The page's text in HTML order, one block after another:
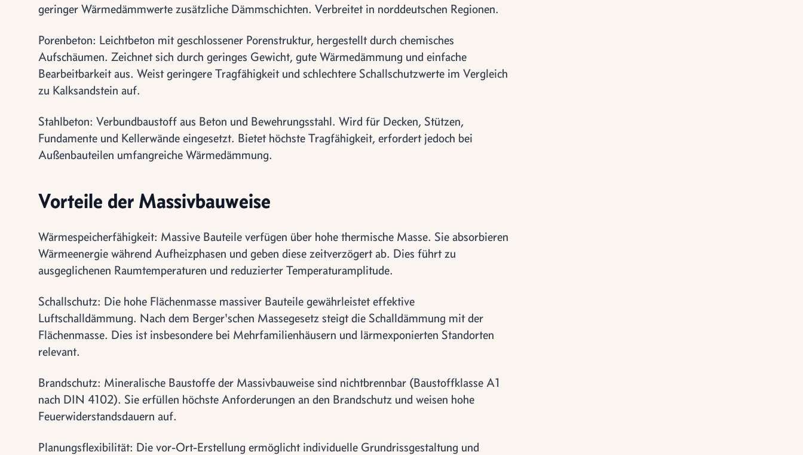
geringer Wärmedämmwerte zusätzliche Dämmschichten. Verbreitet in norddeutschen Regionen.
Porenbeton: Leichtbeton mit geschlossener Porenstruktur, hergestellt durch chemisches
Aufschäumen. Zeichnet sich durch geringes Gewicht, gute Wärmedämmung und einfache
Bearbeitbarkeit aus. Weist geringere Tragfähigkeit und schlechtere Schallschutzwerte im Vergleich
zu Kalksandstein auf.
Stahlbeton: Verbundbaustoff aus Beton und Bewehrungsstahl. Wird für Decken, Stützen,
Fundamente und Kellerwände eingesetzt. Bietet höchste Tragfähigkeit, erfordert jedoch bei
Außenbauteilen umfangreiche Wärmedämmung.
Vorteile der Massivbauweise
Wärmespeicherfähigkeit: Massive Bauteile verfügen über hohe thermische Masse. Sie absorbieren
Wärmeenergie während Aufheizphasen und geben diese zeitverzögert ab. Dies führt zu
ausgeglichenen Raumtemperaturen und reduzierter Temperaturamplitude.
Schallschutz: Die hohe Flächenmasse massiver Bauteile gewährleistet effektive
Luftschalldämmung. Nach dem Berger'schen Massegesetz steigt die Schalldämmung mit der
Flächenmasse. Dies ist insbesondere bei Mehrfamilienhäusern und lärmexponierten Standorten
relevant.
Brandschutz: Mineralische Baustoffe der Massivbauweise sind nichtbrennbar (Baustoffklasse A1
nach DIN 4102). Sie erfüllen höchste Anforderungen an den Brandschutz und weisen hohe
Feuerwiderstandsdauern auf.
Planungsflexibilität: Die vor-Ort-Erstellung ermöglicht individuelle Grundrissgestaltung und